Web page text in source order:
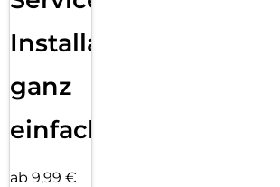
Installation
ganz
einfach
ab 9,99 €